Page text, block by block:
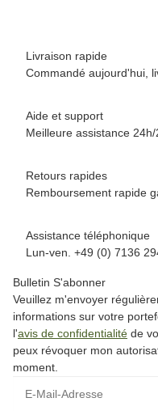
Livraison rapide
Commandé aujourd'hui,
Aide et support
Meilleure assistance
Retours rapides
Remboursement rapide
Assistance téléphonique
Lun-ven. +49 (0) 7136
Bulletin S'abonner
Veuillez m'envoyer
informations sur votre
l'avis de confidentialité de
peux révoquer mon
moment.